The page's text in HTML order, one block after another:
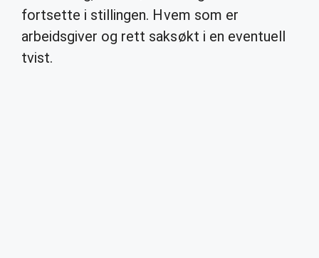
fortsette i stillingen. Hvem som er
arbeidsgiver og rett saksøkt i en eventuell
tvist.